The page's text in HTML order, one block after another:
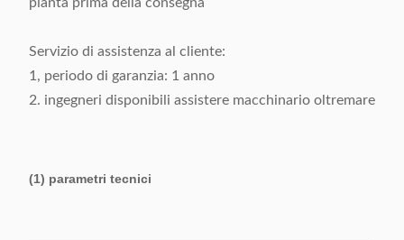
Servizio di assistenza al cliente:
1, periodo di garanzia: 1 anno
2. ingegneri disponibili assistere macchinario oltremare
(1) parametri tecnici